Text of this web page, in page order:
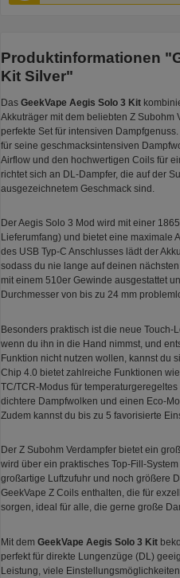
Produktinformationen
Kit Silver"
Das GeekVape Aegis Solo 3 Kit
Akkuträger mit dem beliebten Z
perfekte Set für intensiven
für seine geschmacksintensiven
Airflow und den hochwertigen Coils für
richtet sich an DL-Dampfer, die auf der
ausgezeichnetem Geschmack sind.
Der Aegis Solo 3 Mod wird mit einer
Lieferumfang) und bietet eine maximale
des USB Typ-C Anschlusses lädt der
sodass du nie lange auf deinen
mit einem 510er Gewinde ausgestattet
Durchmesser von bis zu 24 mm
Besonders praktisch ist die neue Touch-
wenn du ihn in die Hand nimmst, und
Funktion nicht nutzen wollen, kannst du
Chip 4.0 bietet zahlreiche Funktionen
TC/TCR-Modus für
dichtere Dampfwolken und einen Eco-
Zudem kannst du bis zu 5 favorisierte
Der Z Subohm Verdampfer bietet ein
wird über ein praktisches Top-Fill-
großartige Luftzufuhr und noch größere
GeekVape Z Coils enthalten, die für
sorgen, ideal für alle, die gerne große
Mit dem GeekVape Aegis Solo 3 Kit
perfekt für direkte Lungenzüge (DL)
Leistung, viele